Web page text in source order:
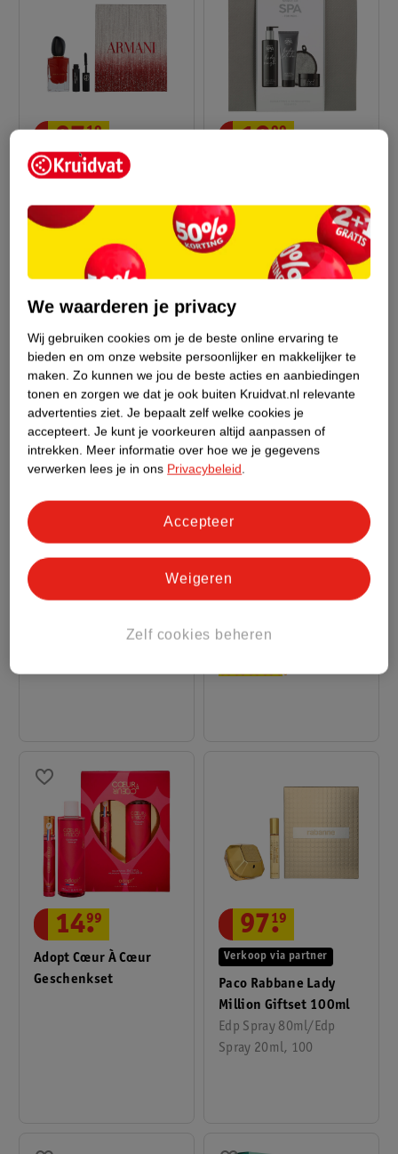
Giftset 54 Ml
Lift Mascara 4ml, 54
Verkoop via partner
97.
19 10.
99
Belle Giftset 100ml
Refillable/Body Lotion
Burberry Hero Giftset
125 Ml
Gel 75ml, 125
Adopt Cœur À Cœur
Geschenkset
14.
99
Paco Rabbane Lady
Million Giftset 100ml
Edp Spray 80ml/Edp
Spray 20ml, 100
Verkoop via partner
97.
19
We waarderen je privacy
Wij gebruiken cookies om je de beste online ervaring te
bieden en om onze website persoonlijker en makkelijker te
maken. Zo kunnen we jou de beste acties en aanbiedingen
tonen en zorgen we dat je ook buiten Kruidvat.nl relevante
advertenties ziet. Je bepaalt zelf welke cookies je
accepteert. Je kunt je voorkeuren altijd aanpassen of
intrekken. Meer informatie over hoe we je gegevens
verwerken lees je in ons Privacybeleid.
Zelf cookies beheren
Weigeren
Accepteer